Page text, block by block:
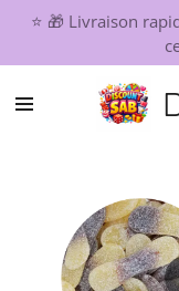
Passer
contenu
principal
⭐ 🎁 Livraison